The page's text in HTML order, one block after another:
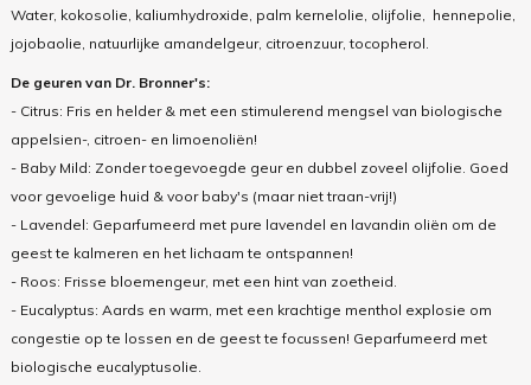
Water, kokosolie, kaliumhydroxide, palm kernelolie, olijfolie, hennepolie,
jojobaolie, natuurlijke amandelgeur, citroenzuur, tocopherol.
De geuren van Dr. Bronner's:
- Citrus: Fris en helder & met een stimulerend mengsel van biologische
appelsien-, citroen- en limoenoliën!
- Baby Mild: Zonder toegevoegde geur en dubbel zoveel olijfolie. Goed
voor gevoelige huid & voor baby's (maar niet traan-vrij!)
- Lavendel: Geparfumeerd met pure lavendel en lavandin oliën om de
geest te kalmeren en het lichaam te ontspannen!
- Roos: Frisse bloemengeur, met een hint van zoetheid.
- Eucalyptus: Aards en warm, met een krachtige menthol explosie om
congestie op te lossen en de geest te focussen! Geparfumeerd met
biologische eucalyptusolie.